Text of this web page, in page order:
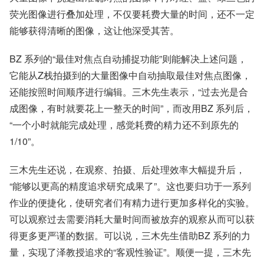
荧光图像进行叠加处理，不仅要耗费大量的时间，还不一定
能够获得清晰的图像，这让他深受其苦。
BZ 系列的“最佳对焦点自动捕捉功能”则能解决上述问题，
它能从Z栈拍摄到的大量图像中自动抽取最佳对焦点图像，
还能按照时间顺序进行编辑。三木先生表示，“过去光是合
成图像，有时就要花上一整天的时间”，而改用BZ 系列后，
“一个小时就能完成处理，感觉耗费的精力还不到原先的
1/10”。
三木先生还说，在观察、拍摄、后处理效率大幅提升后，
“能够以更高的精度追求研究成果了”。这也要归功于一系列
作业的便捷化，使研究者们有精力进行更加多样化的实验。
可以观察过去需要消耗大量时间而被放弃的观察从而可以获
得更多更严谨的数据。可以说，三木先生借助BZ 系列的力
量，实现了泽教授追求的“客观性验证”。顺便一提，三木先